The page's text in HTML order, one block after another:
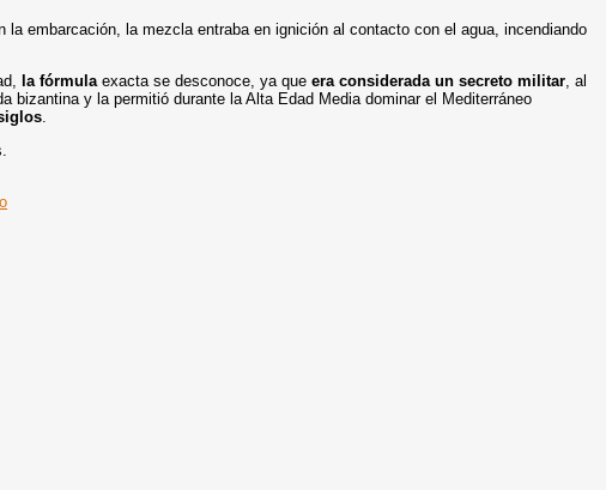
la embarcación, la mezcla entraba en ignición al contacto con el agua, incendiando
la fórmulaexacta se desconoce, ya queera considerada un secreto militar, al
bizantina y la permitió durante la Alta Edad Media dominar el Mediterráneo
.